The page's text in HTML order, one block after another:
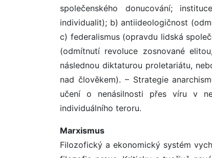
společenského donucování;
individualit); b) antiideologičnost
c) federalismus (opravdu lidská
(odmítnutí revoluce zosnované
následnou diktaturou proletariátu,
nad člověkem). – Strategie
učení o nenásilnosti přes víru v
individuálního teroru.
Marxismus
Filozofický a ekonomický systém